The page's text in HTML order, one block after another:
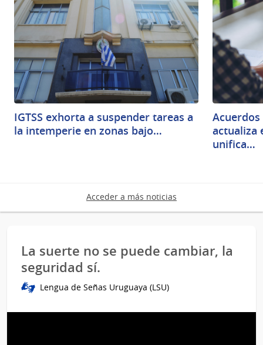
IGTSS exhorta a suspender tareas a
la intemperie en zonas bajo…
actualiza
unifica…
Acceder a más noticias
La suerte no se puede cambiar, la
seguridad sí.
Lengua de Señas Uruguaya (LSU)